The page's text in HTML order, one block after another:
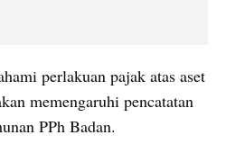
perlakuan pajak atas aset
memengaruhi pencatatan
PPh Badan.